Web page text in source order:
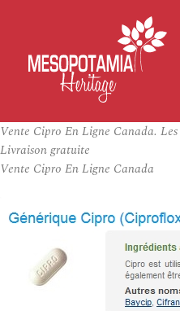
Vente Cipro En Ligne Canada. Les
Livraison gratuite
Vente Cipro En Ligne Canada